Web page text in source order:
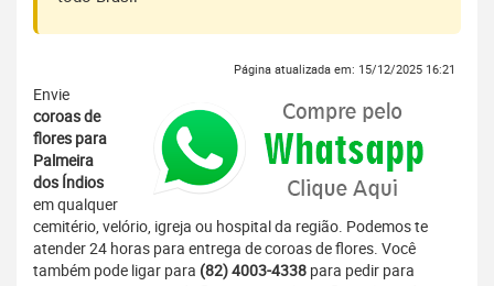
Página atualizada em: 15/12/2025 16:21
Envie
coroas de
flores para
Palmeira
dos Índios
em qualquer
cemitério, velório, igreja ou hospital da região. Podemos te
atender 24 horas para entrega de coroas de flores. Você
também pode ligar para (82) 4003-4338 para pedir para